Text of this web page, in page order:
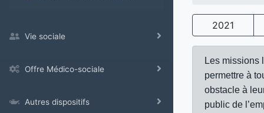
Vie sociale
Offre Médico-sociale
Autres dispositifs
2021
Les missions
permettre à
obstacle à
public de